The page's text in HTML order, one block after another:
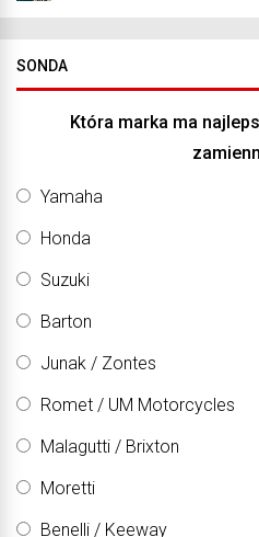
SONDA
Która marka ma
Yamaha
Honda
Suzuki
Barton
Junak / Zontes
Romet / UM Motorcycles
Malagutti / Brixton
Moretti
Benelli / Keeway